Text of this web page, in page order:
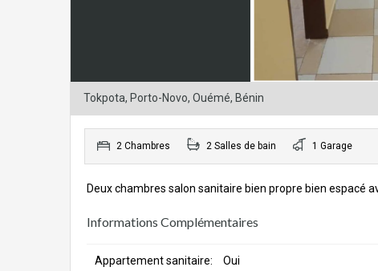
Tokpota, Porto-Novo, Ouémé, Bénin
2 Chambres 2 Salles de bain 1 Garage
Deux chambres salon sanitaire bien propre bien espacé
Informations Complémentaires
Appartement sanitaire: Oui